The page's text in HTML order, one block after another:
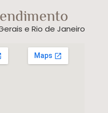
e Rio de Janeiro